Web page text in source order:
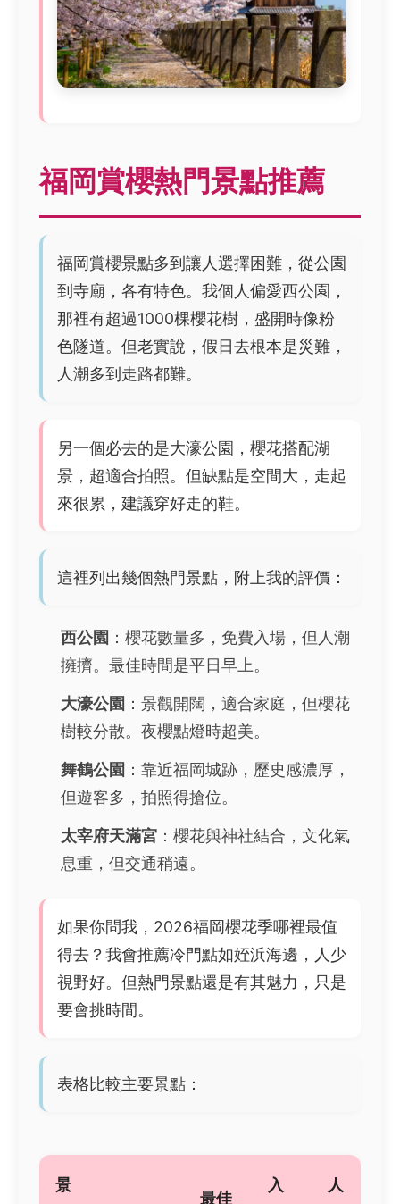
福岡賞櫻熱門景點推薦
福岡賞櫻景點多到讓人選擇困難，從公園
到寺廟，各有特色。我個人偏愛西公園，
那裡有超過1000棵櫻花樹，盛開時像粉
色隧道。但老實說，假日去根本是災難，
人潮多到走路都難。
另一個必去的是大濠公園，櫻花搭配湖
景，超適合拍照。但缺點是空間大，走起
來很累，建議穿好走的鞋。
這裡列出幾個熱門景點，附上我的評價：
西公園 ：櫻花數量多，免費入場，但人潮
擁擠。最佳時間是平日早上。
大濠公園 ：景觀開闊，適合家庭，但櫻花
樹較分散。夜櫻點燈時超美。
舞鶴公園 ：靠近福岡城跡，歷史感濃厚，
但遊客多，拍照得搶位。
太宰府天滿宮 ：櫻花與神社結合，文化氣
息重，但交通稍遠。
如果你問我，2026福岡櫻花季哪裡最值
得去？我會推薦冷門點如姪浜海邊，人少
視野好。但熱門景點還是有其魅力，只是
要會挑時間。
表格比較主要景點：
景
最佳
入
人